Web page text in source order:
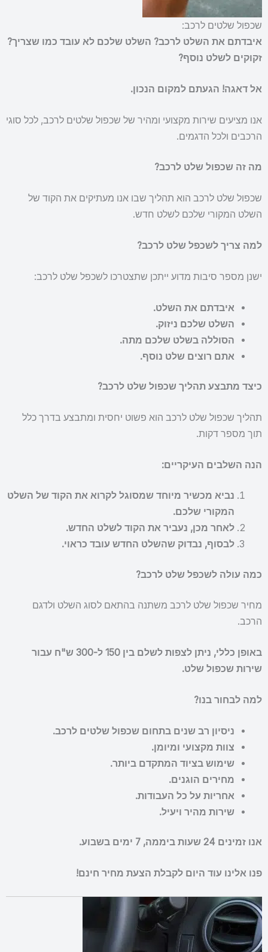
שכפול שלטים לרכב:
איבדתם את השלט לרכב? השלט שלכם לא עובד כמו שצריך?
זקוקים לשלט נוסף?
אל דאגה! הגעתם למקום הנכון.
אנו מציעים שירות מקצועי ומהיר של שכפול שלטים לרכב, לכל סוגי
הרכבים ולכל הדגמים.
מה זה שכפול שלט לרכב?
שכפול שלט לרכב הוא תהליך שבו אנו מעתיקים את הקוד של
השלט המקורי שלכם לשלט חדש.
למה צריך לשכפל שלט לרכב?
ישנן מספר סיבות מדוע ייתכן שתצטרכו לשכפל שלט לרכב:
איבדתם את השלט.
השלט שלכם ניזוק.
הסוללה בשלט שלכם מתה.
אתם רוצים שלט נוסף.
כיצד מתבצע תהליך שכפול שלט לרכב?
תהליך שכפול שלט לרכב הוא פשוט יחסית ומתבצע בדרך כלל
תוך מספר דקות.
הנה השלבים העיקריים:
נביא מכשיר מיוחד שמסוגל לקרוא את הקוד של השלט
המקורי שלכם.
לאחר מכן, נעביר את הקוד לשלט החדש.
לבסוף, נבדוק שהשלט החדש עובד כראוי.
כמה עולה לשכפל שלט לרכב?
מחיר שכפול שלט לרכב משתנה בהתאם לסוג השלט ולדגם
הרכב.
באופן כללי, ניתן לצפות לשלם בין 150 ל-300 ש"ח עבור
שירות שכפול שלט.
למה לבחור בנו?
ניסיון רב שנים בתחום שכפול שלטים לרכב.
צוות מקצועי ומיומן.
שימוש בציוד המתקדם ביותר.
מחירים הוגנים.
אחריות על כל העבודות.
שירות מהיר ויעיל.
אנו זמינים 24 שעות ביממה, 7 ימים בשבוע.
פנו אלינו עוד היום לקבלת הצעת מחיר חינם!